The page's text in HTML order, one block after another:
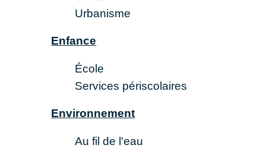
Urbanisme
Enfance
École
Services périscolaires
Environnement
Au fil de l'eau